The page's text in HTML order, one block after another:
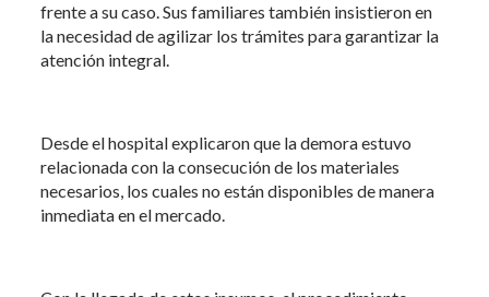
frente a su caso. Sus familiares también insistieron en
la necesidad de agilizar los trámites para garantizar la
atención integral.
Desde el hospital explicaron que la demora estuvo
relacionada con la consecución de los materiales
necesarios, los cuales no están disponibles de manera
inmediata en el mercado.